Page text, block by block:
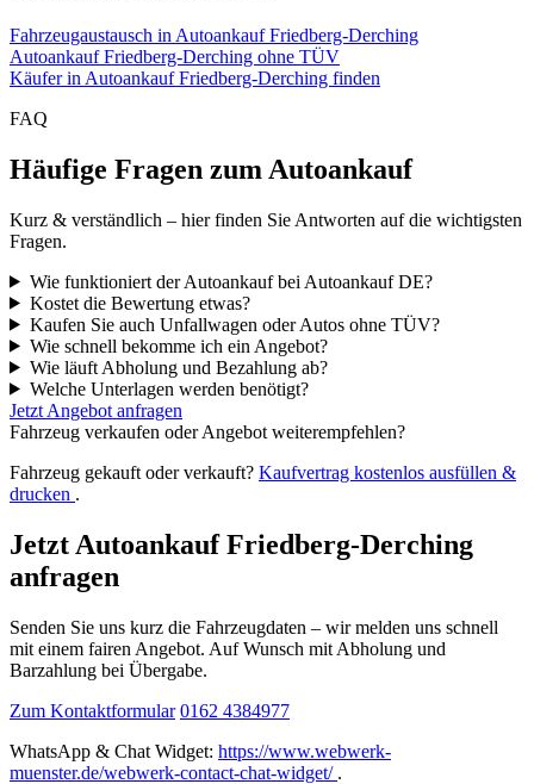
Fahrzeugaustausch in Autoankauf Friedberg-Derching
Autoankauf Friedberg-Derching ohne TÜV
Käufer in Autoankauf Friedberg-Derching finden
FAQ
Häufige Fragen zum Autoankauf
Kurz & verständlich – hier finden Sie Antworten auf die wichtigsten
Fragen.
Wie funktioniert der Autoankauf bei Autoankauf DE?
Kostet die Bewertung etwas?
Kaufen Sie auch Unfallwagen oder Autos ohne TÜV?
Wie schnell bekomme ich ein Angebot?
Wie läuft Abholung und Bezahlung ab?
Welche Unterlagen werden benötigt?
Jetzt Angebot anfragen
Fahrzeug verkaufen oder Angebot weiterempfehlen?
Fahrzeug gekauft oder verkauft? Kaufvertrag kostenlos ausfüllen &
drucken .
Jetzt Autoankauf Friedberg-Derching
anfragen
Senden Sie uns kurz die Fahrzeugdaten – wir melden uns schnell
mit einem fairen Angebot. Auf Wunsch mit Abholung und
Barzahlung bei Übergabe.
Zum Kontaktformular 0162 4384977
WhatsApp & Chat Widget: https://www.webwerk-
muenster.de/webwerk-contact-chat-widget/ .